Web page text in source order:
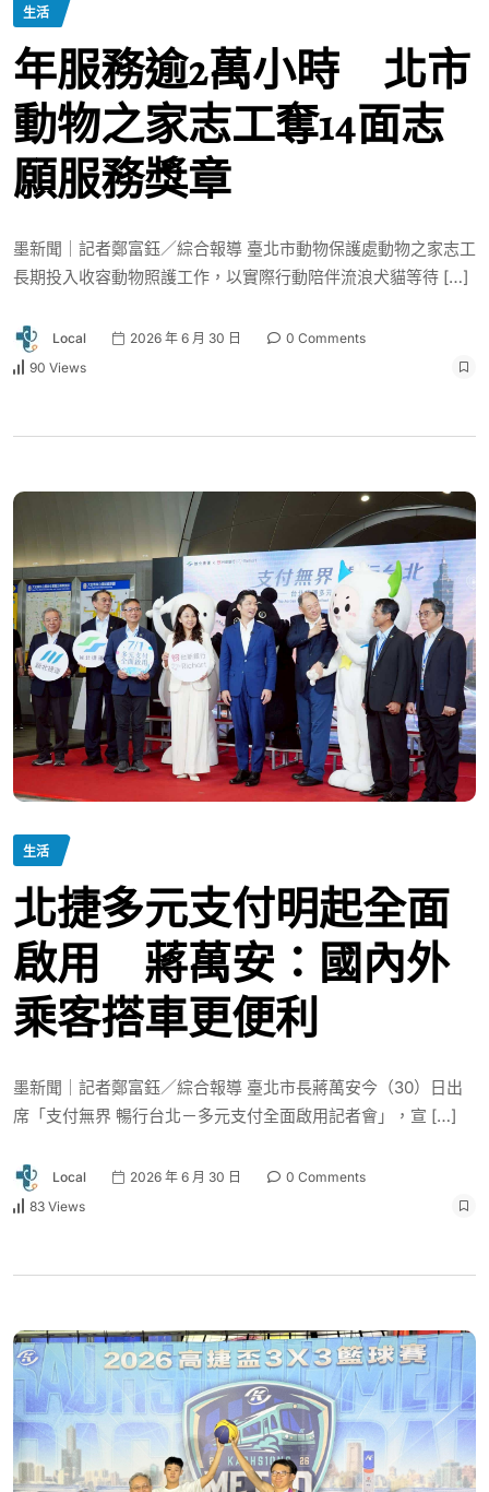
生活
年服務逾2萬小時 北市
動物之家志工奪14面志
願服務獎章
墨新聞｜記者鄭富鈺／綜合報導 臺北市動物保護處動物之家志工
長期投入收容動物照護工作，以實際行動陪伴流浪犬貓等待 […]
Local 2026 年 6 月 30 日
0 Comments
90 Views
生活
北捷多元支付明起全面
啟用 蔣萬安：國內外
乘客搭車更便利
墨新聞｜記者鄭富鈺／綜合報導 臺北市長蔣萬安今（30）日出
席「支付無界 暢行台北－多元支付全面啟用記者會」，宣 […]
Local 2026 年 6 月 30 日
0 Comments
83 Views